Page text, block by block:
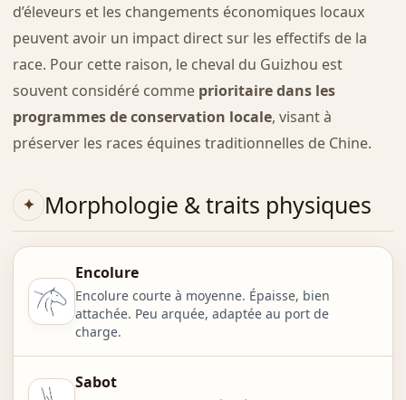
d’éleveurs et les changements économiques locaux
peuvent avoir un impact direct sur les effectifs de la
race. Pour cette raison, le cheval du Guizhou est
souvent considéré comme prioritaire dans les
programmes de conservation locale, visant à
préserver les races équines traditionnelles de Chine.
Morphologie & traits physiques
Encolure
Encolure courte à moyenne. Épaisse, bien
attachée. Peu arquée, adaptée au port de
charge.
Sabot